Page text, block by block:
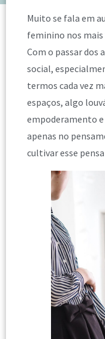
Muito se fala em
feminino nos mais
Com o passar dos
social,
termos cada vez
espaços, algo
empoderamento e
apenas no
cultivar esse